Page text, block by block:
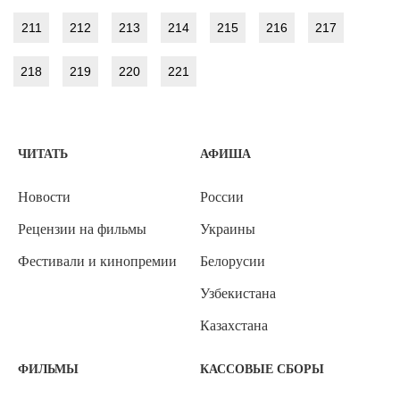
211 212 213 214 215 216 217
218 219 220 221
ЧИТАТЬ
Новости
Рецензии на фильмы
Фестивали и кинопремии
АФИША
России
Украины
Белорусии
Узбекистана
Казахстана
ФИЛЬМЫ КАССОВЫЕ СБОРЫ